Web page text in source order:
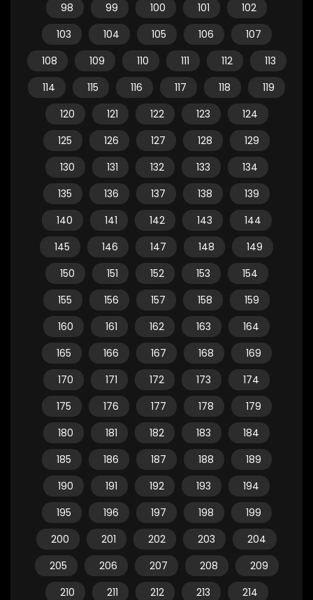
98
99 100 101
102
103
104 105 106
107
108
109 110 111 112
113
114
115 116 117 118
119
120
121 122 123
124
125
126 127 128
129
130
131 132 133
134
135
136 137 138
139
140
141 142 143
144
145
146 147 148
149
150
151 152 153
154
155
156 157 158
159
160
161 162 163
164
165
166 167 168
169
170
171 172 173
174
175
176 177 178
179
180
181 182 183
184
185
186 187 188
189
190
191 192 193
194
195
196 197 198
199
200
201 202 203
204
205
206 207 208
209
210
211 212 213
214